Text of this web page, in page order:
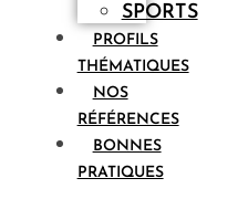
SPORTS
PROFILS
THÉMATIQUES
NOS
RÉFÉRENCES
BONNES
PRATIQUES